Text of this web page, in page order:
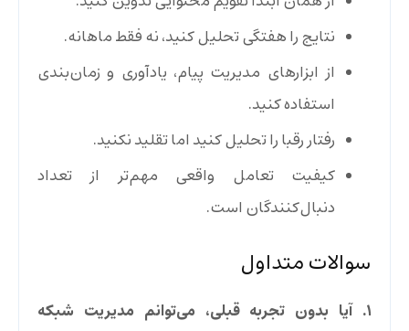
نتایج را هفتگی تحلیل کنید، نه فقط ماهانه.
از ابزارهای مدیریت پیام، یادآوری و زمان‌بندی
استفاده کنید.
رفتار رقبا را تحلیل کنید اما تقلید نکنید.
کیفیت تعامل واقعی مهم‌تر از تعداد
دنبال‌کنندگان است.
سوالات متداول
۱. آیا بدون تجربه قبلی، می‌توانم مدیریت شبکه